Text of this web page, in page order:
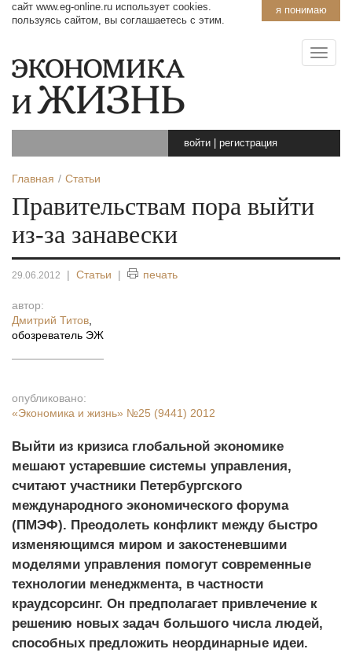
я понимаю
сайт www.eg-online.ru использует cookies.
пользуясь сайтом, вы соглашаетесь с этим.
войти регистрация
Главная Статьи
Правительствам пора выйти
из-за занавески
29.06.2012 | Статьи | печать
автор:
Дмитрий Титов
обозреватель ЭЖ
опубликовано:
«Экономика и жизнь» №25 (9441) 2012
Выйти из кризиса глобальной экономике
мешают устаревшие системы управления,
считают участники Петербургского
международного экономического форума
(ПМЭФ). Преодолеть конфликт между быстро
изменяющимся миром и закостеневшими
моделями управления помогут современные
технологии менеджмента, в частности
краудсорсинг. Он предполагает привлечение к
решению новых задач большого числа людей,
способных предложить неординарные идеи.